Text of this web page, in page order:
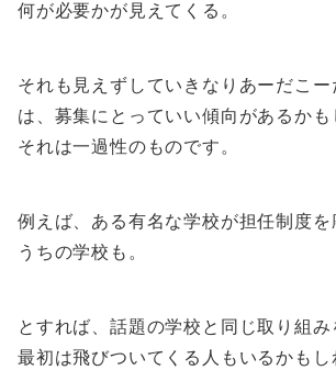
何が必要かが見えてくる。
それも見えずしていきなりあーだこ
は、募集にとっていい傾向があるかも
それは一過性のものです。
例えば、ある有名な学校が担任制度を
うちの学校も。
とすれば、話題の学校と同じ取り組み
最初は飛びついてくる人もいるかもし